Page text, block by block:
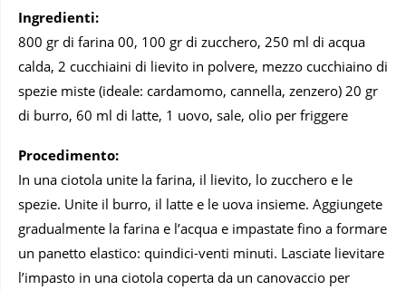
Ingredienti:
800 gr di farina 00, 100 gr di zucchero, 250 ml di acqua
calda, 2 cucchiaini di lievito in polvere, mezzo cucchiaino di
spezie miste (ideale: cardamomo, cannella, zenzero) 20 gr
di burro, 60 ml di latte, 1 uovo, sale, olio per friggere
Procedimento:
In una ciotola unite la farina, il lievito, lo zucchero e le
spezie. Unite il burro, il latte e le uova insieme. Aggiungete
gradualmente la farina e l’acqua e impastate fino a formare
un panetto elastico: quindici-venti minuti. Lasciate lievitare
l’impasto in una ciotola coperta da un canovaccio per